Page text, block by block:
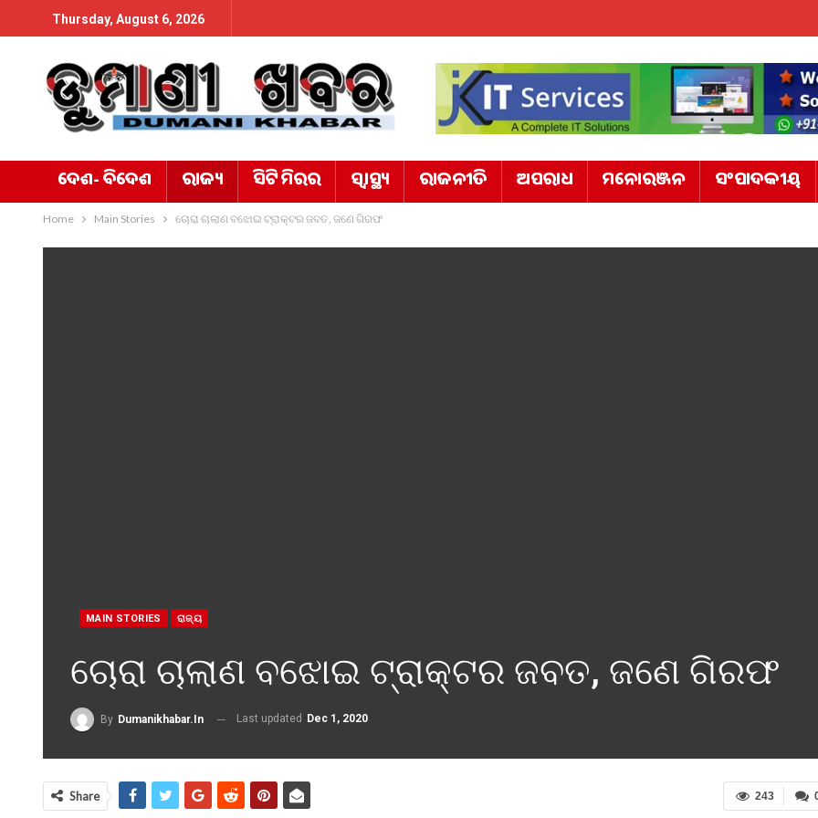
Thursday, August 6, 2026
ଦେଶ- ବିଦେଶ ରାଜ୍ୟ ସିଟି ମିରର ସ୍ୱାସ୍ଥ୍ୟ ରାଜନୀତି ଅପରାଧ ମନୋରଞ୍ଜନ ସଂପାଦକୀୟ
Home Main Stories ଚୋରା ଚାଲାଣ ବଝୋଇ ଟ୍ରାକ୍ଟର ଜବତ, ଜଣେ ଗିରଫ
MAIN STORIES ରାଜ୍ୟ
ଚୋରା ଚାଲାଣ ବଝୋଇ ଟ୍ରାକ୍ଟର ଜବତ, ଜଣେ ଗିରଫ
By Dumanikhabar.in Last updated Dec 1, 2020
243
Share